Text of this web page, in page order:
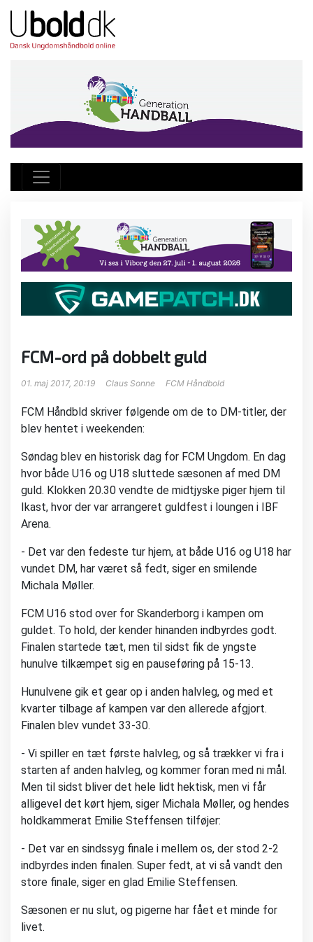
FCM-ord på dobbelt guld
01. maj 2017, 20:19 Claus Sonne FCM Håndbold
FCM Håndbld skriver følgende om de to DM-titler, der
blev hentet i weekenden:
Søndag blev en historisk dag for FCM Ungdom. En dag
hvor både U16 og U18 sluttede sæsonen af med DM
guld. Klokken 20.30 vendte de midtjyske piger hjem til
Ikast, hvor der var arrangeret guldfest i loungen i IBF
Arena.
- Det var den fedeste tur hjem, at både U16 og U18 har
vundet DM, har været så fedt, siger en smilende
Michala Møller.
FCM U16 stod over for Skanderborg i kampen om
guldet. To hold, der kender hinanden indbyrdes godt.
Finalen startede tæt, men til sidst fik de yngste
hunulve tilkæmpet sig en pauseføring på 15-13.
Hunulvene gik et gear op i anden halvleg, og med et
kvarter tilbage af kampen var den allerede afgjort.
Finalen blev vundet 33-30.
- Vi spiller en tæt første halvleg, og så trækker vi fra i
starten af anden halvleg, og kommer foran med ni mål.
Men til sidst bliver det hele lidt hektisk, men vi får
alligevel det kørt hjem, siger Michala Møller, og hendes
holdkammerat Emilie Steffensen tilføjer:
- Det var en sindssyg finale i mellem os, der stod 2-2
indbyrdes inden finalen. Super fedt, at vi så vandt den
store finale, siger en glad Emilie Steffensen.
Sæsonen er nu slut, og pigerne har fået et minde for
livet.